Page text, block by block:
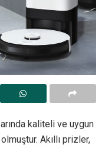
kaliteli ve uygun
Akıllı prizler,